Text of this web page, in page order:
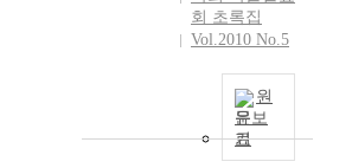
회 초록집
Vol.2010 No.5
원
문보
기